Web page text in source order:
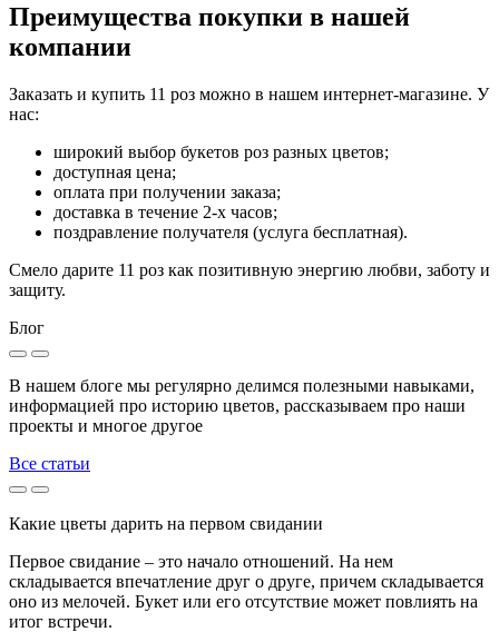
Преимущества покупки в нашей
компании
Заказать и купить 11 роз можно в нашем интернет-магазине. У
нас:
широкий выбор букетов роз разных цветов;
доступная цена;
оплата при получении заказа;
доставка в течение 2-х часов;
поздравление получателя (услуга бесплатная).
Смело дарите 11 роз как позитивную энергию любви, заботу и
защиту.
Блог
В нашем блоге мы регулярно делимся полезными навыками,
информацией про историю цветов, рассказываем про наши
проекты и многое другое
Все статьи
Какие цветы дарить на первом свидании
Первое свидание – это начало отношений. На нем
складывается впечатление друг о друге, причем складывается
оно из мелочей. Букет или его отсутствие может повлиять на
итог встречи.